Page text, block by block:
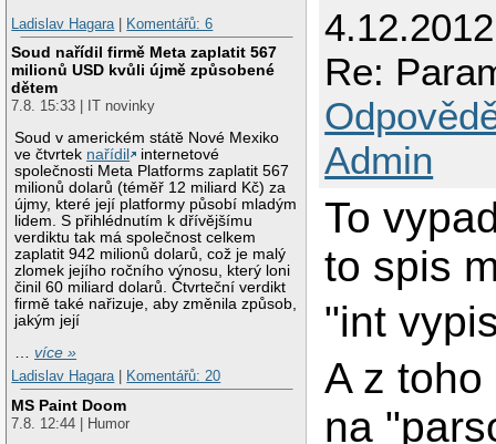
Ladislav Hagara | Komentářů: 6
Soud nařídil firmě Meta zaplatit 567
milionů USD kvůli újmě způsobené
dětem
7.8. 15:33 | IT novinky
Soud v americkém státě Nové Mexiko
ve čtvrtek nařídil
internetové
společnosti Meta Platforms zaplatit 567
milionů dolarů (téměř 12 miliard Kč) za
újmy, které její platformy působí mladým
lidem. S přihlédnutím k dřívějšímu
verdiktu tak má společnost celkem
zaplatit 942 milionů dolarů, což je malý
zlomek jejího ročního výnosu, který loni
činil 60 miliard dolarů. Čtvrteční verdikt
firmě také nařizuje, aby změnila způsob,
jakým její
…více »
Ladislav Hagara| Komentářů: 20
MS Paint Doom
7.8. 12:44 | Humor
Re:
Admin
To
to spis
"int
A z
na